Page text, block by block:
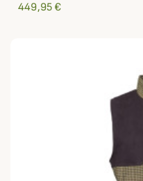
449,95 €